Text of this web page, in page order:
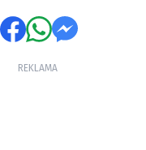
REKLAMA